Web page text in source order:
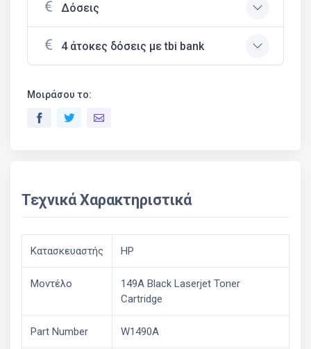
Δόσεις
4 άτοκες δόσεις με tbi bank
Μοιράσου το:
Τεχνικά Χαρακτηριστικά
Κατασκευαστής HP
Μοντέλο
149A Black Laserjet Toner
Cartridge
Part Number W1490A